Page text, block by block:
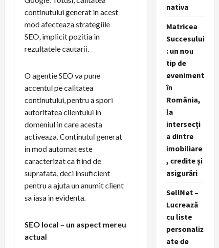
continutului generat in acest
mod afecteaza strategiile
SEO, implicit pozitia in
rezultatele cautarii.
O agentie SEO va pune
accentul pe calitatea
continutului, pentru a spori
autoritatea clientului in
domeniul in care acesta
activeaza. Continutul generat
in mod automat este
caracterizat ca fiind de
suprafata, deci insuficient
pentru a ajuta un anumit client
sa iasa in evidenta.
SEO local – un aspect mereu
actual
nativa
Matricea
Succesului
: un nou
tip de
eveniment
în
România,
la
intersecți
a dintre
imobiliare
, credite și
asigurări
SellNet –
Lucrează
cu liste
personaliz
ate de